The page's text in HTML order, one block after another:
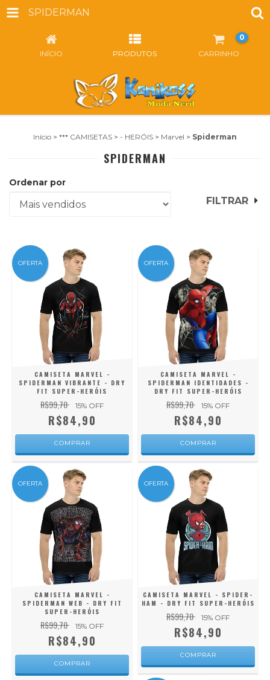
SPIDERMAN
INÍCIO PRODUTOS CARRINHO
0
Início > *** CAMISETAS > - HERÓIS > Marvel > Spiderman
SPIDERMAN
Ordenar por
FILTRAR
OFERTA
CAMISETA MARVEL -
SPIDERMAN VIBRANTE - DRY
FIT SUPER-HERÓIS
R$99,70 15% OFF
R$84,90
COMPRAR
OFERTA
CAMISETA MARVEL -
SPIDERMAN IDENTIDADES -
DRY FIT SUPER-HERÓIS
R$99,70 15% OFF
R$84,90
COMPRAR
OFERTA
CAMISETA MARVEL -
SPIDERMAN WEB - DRY FIT
SUPER-HERÓIS
R$99,70 15% OFF
R$84,90
COMPRAR
OFERTA
CAMISETA MARVEL - SPIDER-
HAM - DRY FIT SUPER-HERÓIS
R$99,70 15% OFF
R$84,90
COMPRAR